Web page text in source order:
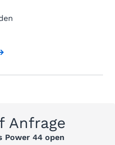
Anfrage
Power 44 open